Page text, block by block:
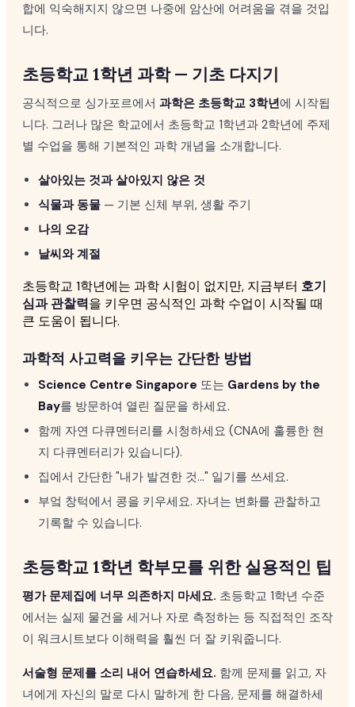
합에 익숙해지지 않으면 나중에 암산에 어려움을 겪을 것입
니다.
초등학교 1학년 과학 — 기초 다지기
공식적으로 싱가포르에서 과학은 초등학교 3학년에 시작됩
니다. 그러나 많은 학교에서 초등학교 1학년과 2학년에 주제
별 수업을 통해 기본적인 과학 개념을 소개합니다.
살아있는 것과 살아있지 않은 것
식물과 동물 — 기본 신체 부위, 생활 주기
나의 오감
날씨와 계절
초등학교 1학년에는 과학 시험이 없지만, 지금부터 호기
심과 관찰력을 키우면 공식적인 과학 수업이 시작될 때
큰 도움이 됩니다.
과학적 사고력을 키우는 간단한 방법
Science Centre Singapore 또는 Gardens by the
Bay를 방문하여 열린 질문을 하세요.
함께 자연 다큐멘터리를 시청하세요 (CNA에 훌륭한 현
지 다큐멘터리가 있습니다).
집에서 간단한 "내가 발견한 것..." 일기를 쓰세요.
부엌 창턱에서 콩을 키우세요. 자녀는 변화를 관찰하고
기록할 수 있습니다.
초등학교 1학년 학부모를 위한 실용적인 팁
평가 문제집에 너무 의존하지 마세요. 초등학교 1학년 수준
에서는 실제 물건을 세거나 자로 측정하는 등 직접적인 조작
이 워크시트보다 이해력을 훨씬 더 잘 키워줍니다.
서술형 문제를 소리 내어 연습하세요. 함께 문제를 읽고, 자
녀에게 자신의 말로 다시 말하게 한 다음, 문제를 해결하세